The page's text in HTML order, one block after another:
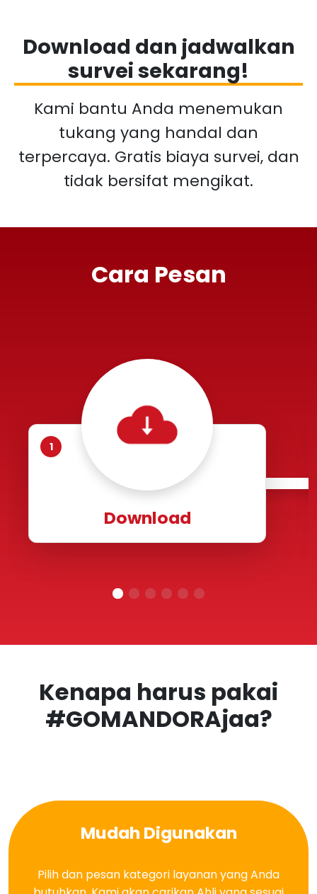
Download dan jadwalkan
survei sekarang!
Kami bantu Anda menemukan
tukang yang handal dan
terpercaya. Gratis biaya survei, dan
tidak bersifat mengikat.
Cara Pesan
1
Download
Kenapa harus pakai
#GOMANDORAjaa?
Mudah Digunakan
Pilih dan pesan kategori layanan yang Anda